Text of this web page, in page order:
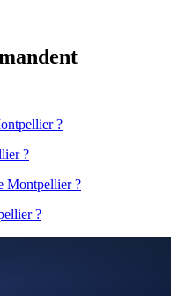
?
?
Montpellier ?
?